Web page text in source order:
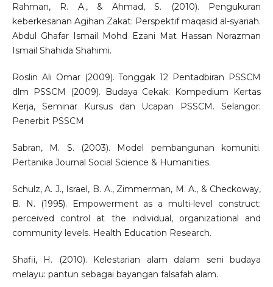
Rahman, R. A., & Ahmad, S. (2010). Pengukuran
keberkesanan Agihan Zakat: Perspektif maqasid al-syariah.
Abdul Ghafar Ismail Mohd Ezani Mat Hassan Norazman
Ismail Shahida Shahimi.
Roslin Ali Omar (2009). Tonggak 12 Pentadbiran PSSCM
dlm PSSCM (2009). Budaya Cekak: Kompedium Kertas
Kerja, Seminar Kursus dan Ucapan PSSCM. Selangor:
Penerbit PSSCM
Sabran, M. S. (2003). Model pembangunan komuniti.
Pertanika Journal Social Science & Humanities.
Schulz, A. J., Israel, B. A., Zimmerman, M. A., & Checkoway,
B. N. (1995). Empowerment as a multi-level construct:
perceived control at the individual, organizational and
community levels. Health Education Research.
Shafii, H. (2010). Kelestarian alam dalam seni budaya
melayu: pantun sebagai bayangan falsafah alam.